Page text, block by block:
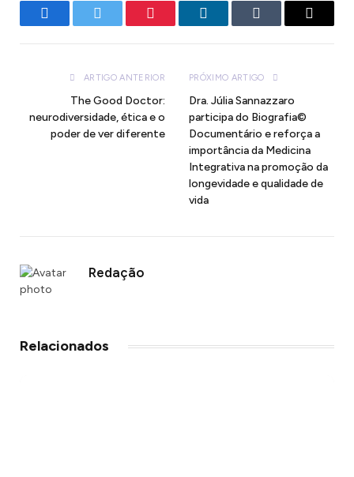
FacebookTwitter Pinterest LinkedInTumblr
E-
ARTIGO ANTERIOR
The Good Doctor:
neurodiversidade, ética e o
poder de ver diferente
PRÓXIMO ARTIGO
Dra. Júlia Sannazzaro
participa do Biografia©
Documentário e reforça a
importância da Medicina
Integrativa na promoção da
longevidade e qualidade de
vida
Redação
Relacionados